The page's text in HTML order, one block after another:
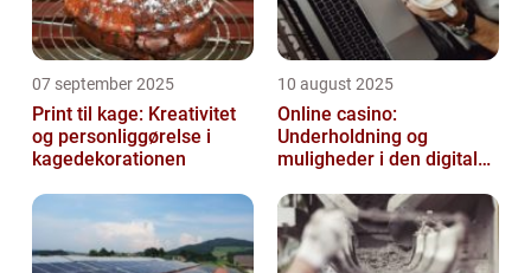
07 september 2025
Print til kage: Kreativitet
og personliggørelse i
kagedekorationen
10 august 2025
Online casino:
Underholdning og
muligheder i den digitale